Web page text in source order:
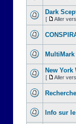
Dark
[ Aller
MultiMark
New
[ Aller
Info sur